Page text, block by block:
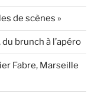
de scènes »
brunch à l’apéro
Fabre, Marseille